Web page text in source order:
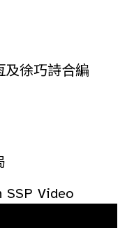
及徐巧詩合編
Video